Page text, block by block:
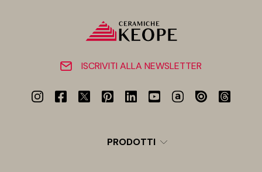
ISCRIVITI ALLA NEWSLETTER
PRODOTTI